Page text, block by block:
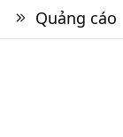
Quảng cáo